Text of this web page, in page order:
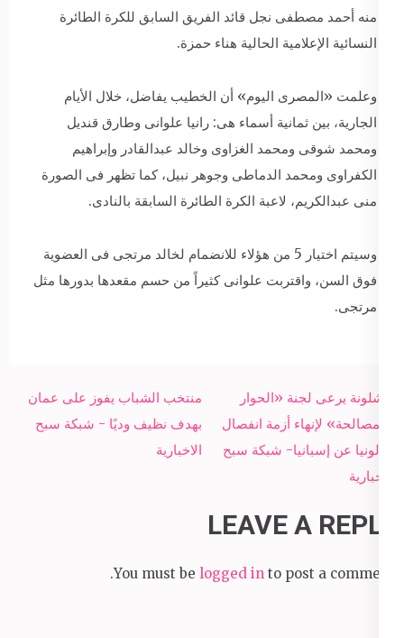
منه أحمد مصطفى نجل قائد الفريق السابق للكرة الطائرة
النسائية الإعلامية الحالية هناء حمزة.
وعلمت «المصرى اليوم» أن الخطيب يفاضل، خلال الأيام
الجارية، بين ثمانية أسماء هى: رانيا علوانى وطارق قنديل
ومحمد شوقى ومحمد الغزاوى وخالد عبدالقادر وإبراهيم
الكفراوى ومحمد الدماطى وجوهر نبيل، كما تظهر فى الصورة
منى عبدالكريم، لاعبة الكرة الطائرة السابقة بالنادى.
وسيتم اختيار 5 من هؤلاء للانضمام لخالد مرتجى فى العضوية
فوق السن، واقتربت علوانى كثيراً من حسم مقعدها بدورها مثل
مرتجى.
Post
navigation
منتخب الشباب يفوز على عمان
بهدف نظيف وديًا - شبكة سبح
الاخبارية
برشلونة يرعى لجنة «الحوار
والمصالحة» لإنهاء أزمة انفصال
كتالونيا عن إسبانيا- شبكة سبح
الاخبارية
LEAVE A REPLY
You must be logged in to post a comment.